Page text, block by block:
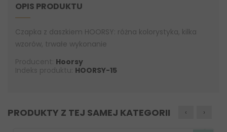
OPIS PRODUKTU
Czapka z daszkiem HOORSY: różna kolorystyka, kilka
wzorów, trwałe wykonanie
Producent: Hoorsy
Indeks produktu: HOORSY-15
PRODUKTY Z TEJ SAMEJ KATEGORII ‹ ›